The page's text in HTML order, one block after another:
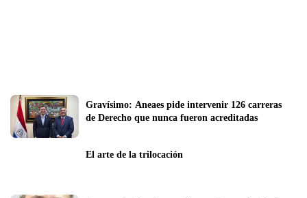
Gravísimo: Aneaes pide intervenir 126 carreras
de Derecho que nunca fueron acreditadas